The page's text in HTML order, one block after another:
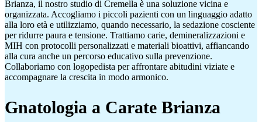
Brianza, il nostro studio di Cremella è una soluzione vicina e
organizzata. Accogliamo i piccoli pazienti con un linguaggio adatto
alla loro età e utilizziamo, quando necessario, la sedazione cosciente
per ridurre paura e tensione. Trattiamo carie, demineralizzazioni e
MIH con protocolli personalizzati e materiali bioattivi, affiancando
alla cura anche un percorso educativo sulla prevenzione.
Collaboriamo con logopedista per affrontare abitudini viziate e
accompagnare la crescita in modo armonico.
Gnatologia a Carate Brianza